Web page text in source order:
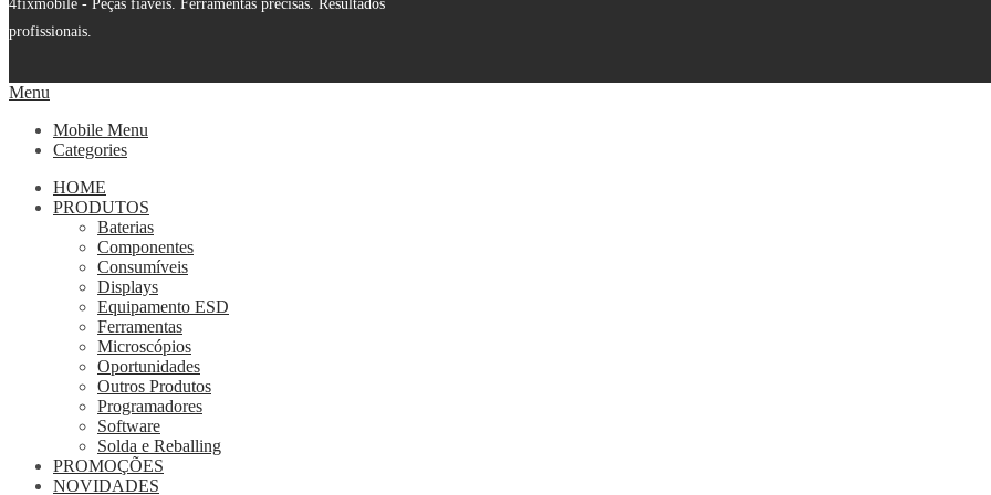
4fixmobile - Peças fiáveis. Ferramentas precisas. Resultados
profissionais.
Menu
Mobile Menu
Categories
HOME
PRODUTOS
Baterias
Componentes
Consumíveis
Displays
Equipamento ESD
Ferramentas
Microscópios
Oportunidades
Outros Produtos
Programadores
Software
Solda e Reballing
PROMOÇÕES
NOVIDADES